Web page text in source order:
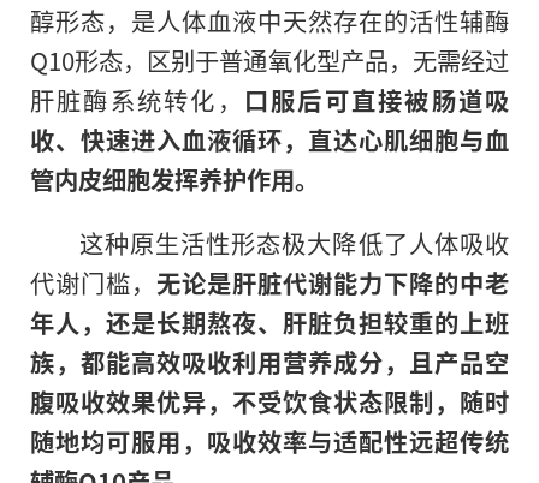
醇形态，是人体血液中天然存在的活性辅酶
Q10形态，区别于普通氧化型产品，无需经过
肝脏酶系统转化， 口服后可直接被肠道吸
收、快速进入血液循环，直达心肌细胞与血
管内皮细胞发挥养护作用。
这种原生活性形态极大降低了人体吸收
代谢门槛， 无论是肝脏代谢能力下降的中老
年人，还是长期熬夜、肝脏负担较重的上班
族，都能高效吸收利用营养成分，且产品空
腹吸收效果优异，不受饮食状态限制，随时
随地均可服用，吸收效率与适配性远超传统